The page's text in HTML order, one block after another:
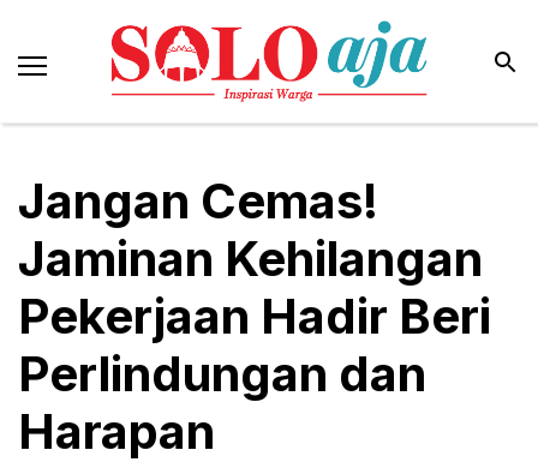
Jangan Cemas!
Jaminan Kehilangan
Pekerjaan Hadir Beri
Perlindungan dan
Harapan